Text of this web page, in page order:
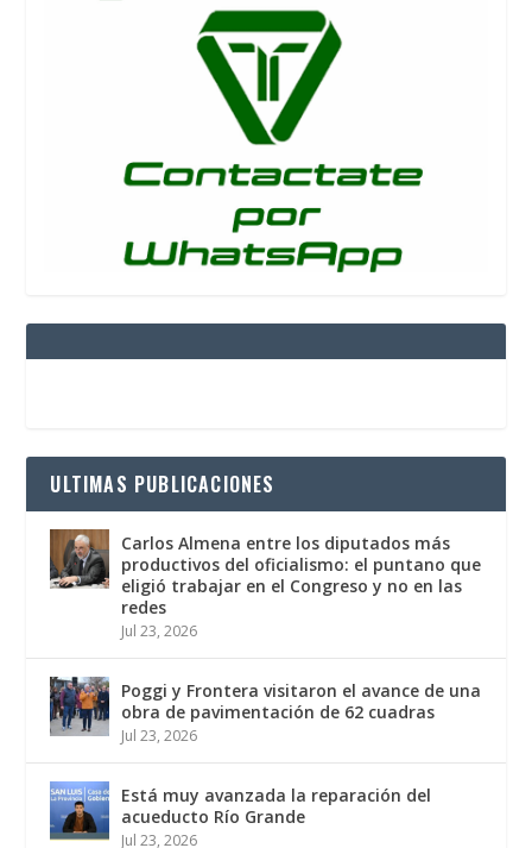
ULTIMAS PUBLICACIONES
Carlos Almena entre los diputados más
productivos del oficialismo: el puntano que
eligió trabajar en el Congreso y no en las
redes
Jul 23, 2026
Poggi y Frontera visitaron el avance de una
obra de pavimentación de 62 cuadras
Jul 23, 2026
Está muy avanzada la reparación del
acueducto Río Grande
Jul 23, 2026